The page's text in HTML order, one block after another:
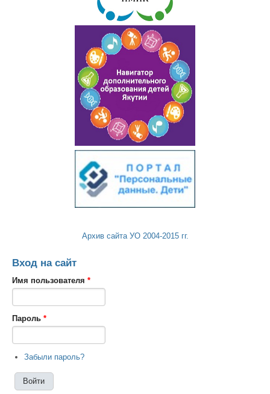
Архив сайта УО 2004-2015 гг.
Вход на сайт
Имя пользователя *
Пароль *
Забыли пароль?